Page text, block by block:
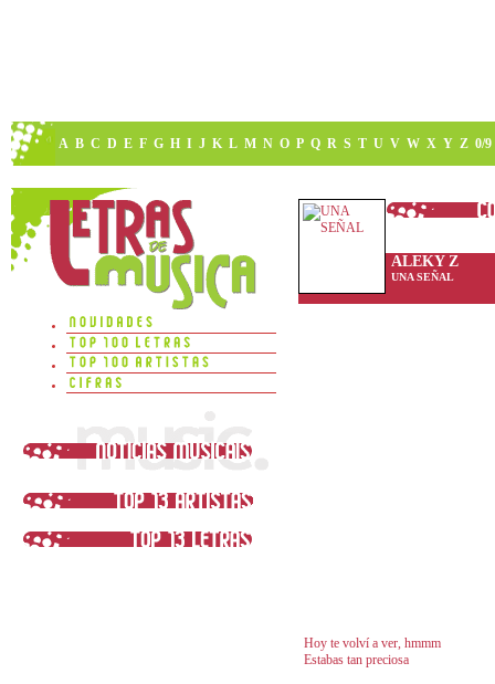
A B C D E F G H I J K L M N O P Q R S T U V W X Y Z 0/9
ALEKY Z
UNA SEÑAL
Hoy te volví a ver, hmmm
Estabas tan preciosa